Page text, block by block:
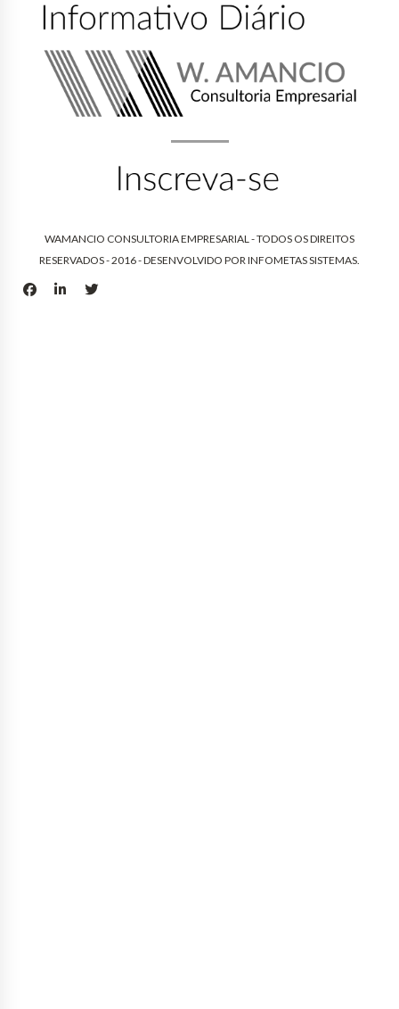
WAMANCIO CONSULTORIA EMPRESARIAL - TODOS OS DIREITOS
RESERVADOS - 2016 - DESENVOLVIDO PORINFOMETAS SISTEMAS.